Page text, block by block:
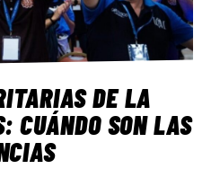
DE LA
CUÁNDO SON LAS